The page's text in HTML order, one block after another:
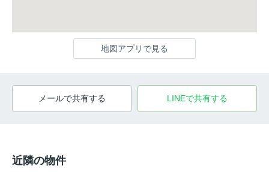
地図アプリで見る
メールで共有する LINEで共有する
近隣の物件